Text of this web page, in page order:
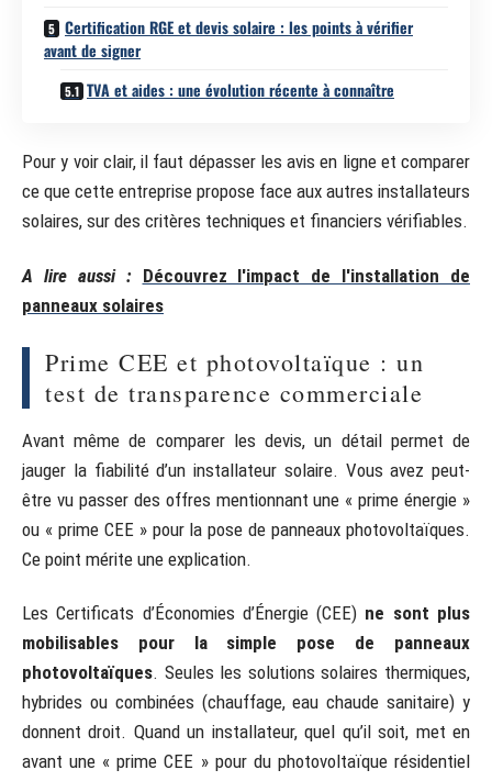
Certification RGE et devis solaire : les points à vérifier
avant de signer
TVA et aides : une évolution récente à connaître
Pour y voir clair, il faut dépasser les avis en ligne et comparer
ce que cette entreprise propose face aux autres installateurs
solaires, sur des critères techniques et financiers vérifiables.
A lire aussi : Découvrez l'impact de l'installation de
panneaux solaires
Prime CEE et photovoltaïque : un
test de transparence commerciale
Avant même de comparer les devis, un détail permet de
jauger la fiabilité d’un installateur solaire. Vous avez peut-
être vu passer des offres mentionnant une « prime énergie »
ou « prime CEE » pour la pose de panneaux photovoltaïques.
Ce point mérite une explication.
Les Certificats d’Économies d’Énergie (CEE) ne sont plus
mobilisables pour la simple pose de panneaux
photovoltaïques. Seules les solutions solaires thermiques,
hybrides ou combinées (chauffage, eau chaude sanitaire) y
donnent droit. Quand un installateur, quel qu’il soit, met en
avant une « prime CEE » pour du photovoltaïque résidentiel